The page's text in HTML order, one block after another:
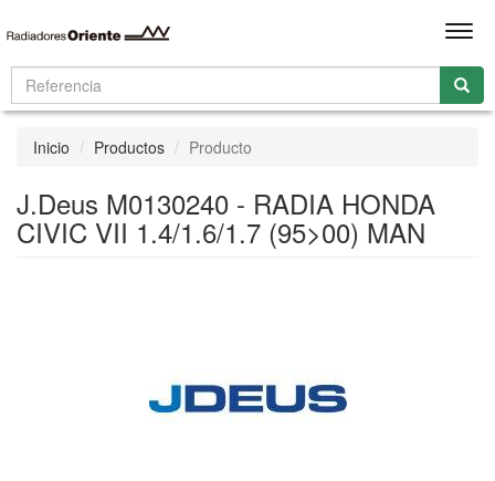
Inicio Productos Producto
J.Deus M0130240 - RADIA HONDA
CIVIC VII 1.4/1.6/1.7 (95>00) MAN